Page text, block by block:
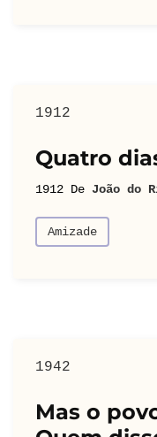
1912
Quatro
1912 De João do
Amizade
1942
Mas o